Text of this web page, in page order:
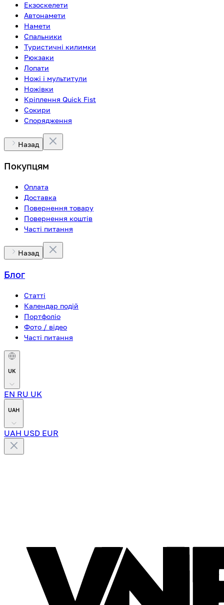
Екзоскелети
Автонамети
Намети
Спальники
Туристичні килимки
Рюкзаки
Лопати
Ножі і мультитули
Ножівки
Кріплення Quick Fist
Сокири
Спорядження
Назад
Покупцям
Оплата
Доставка
Повернення товару
Повернення коштів
Часті питання
Назад
Блог
Статті
Календар подій
Портфоліо
Фото / відео
Часті питання
UK
EN RU UK
UAH
UAH USD EUR